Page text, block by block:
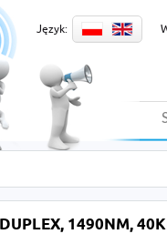
Język:
1490NM,